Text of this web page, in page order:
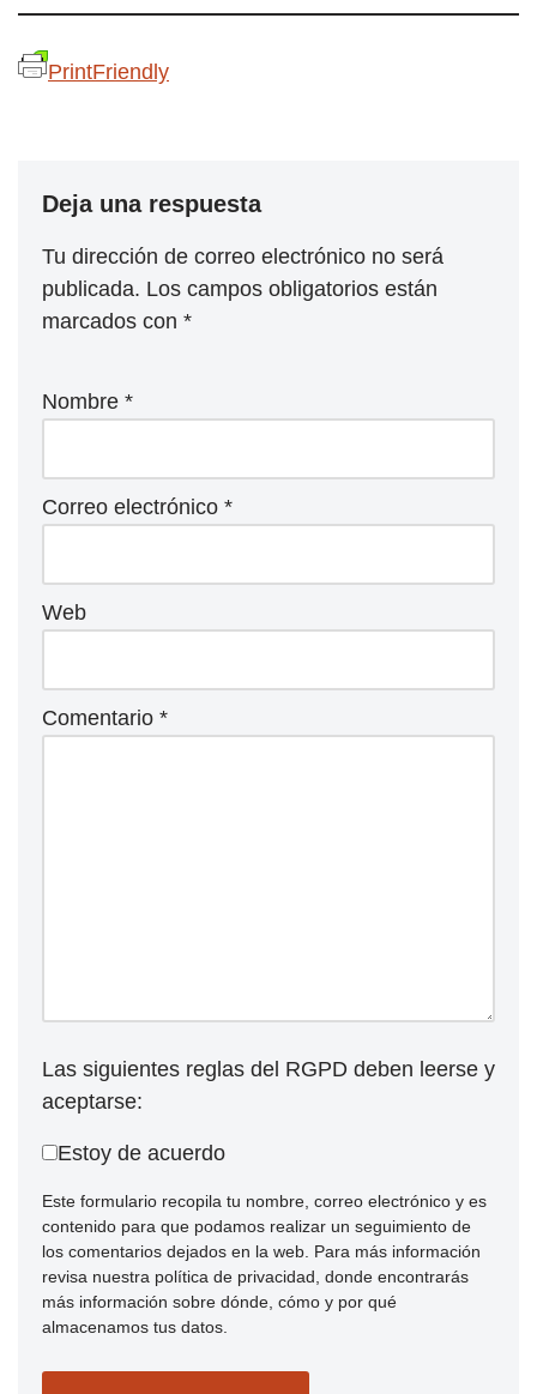
PrintFriendly
Deja una respuesta
Tu dirección de correo electrónico no será
publicada. Los campos obligatorios están
marcados con *
Nombre *
Correo electrónico *
Web
Comentario *
Las siguientes reglas del RGPD deben leerse y
aceptarse:
Estoy de acuerdo
Este formulario recopila tu nombre, correo electrónico y es
contenido para que podamos realizar un seguimiento de
los comentarios dejados en la web. Para más información
revisa nuestra política de privacidad, donde encontrarás
más información sobre dónde, cómo y por qué
almacenamos tus datos.